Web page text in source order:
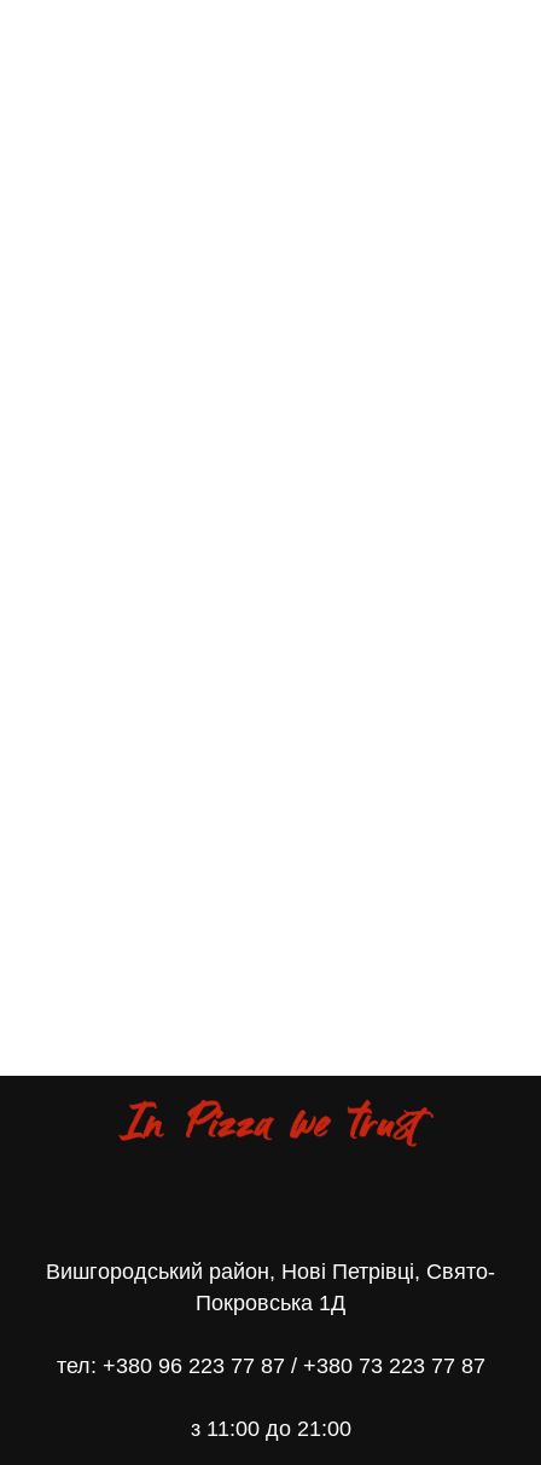
Вишгородський район, Нові Петрівці, Свято-
Покровська 1Д
тел: +380 96 223 77 87/ +380 73 223 77 87
з11:00 до 21:00